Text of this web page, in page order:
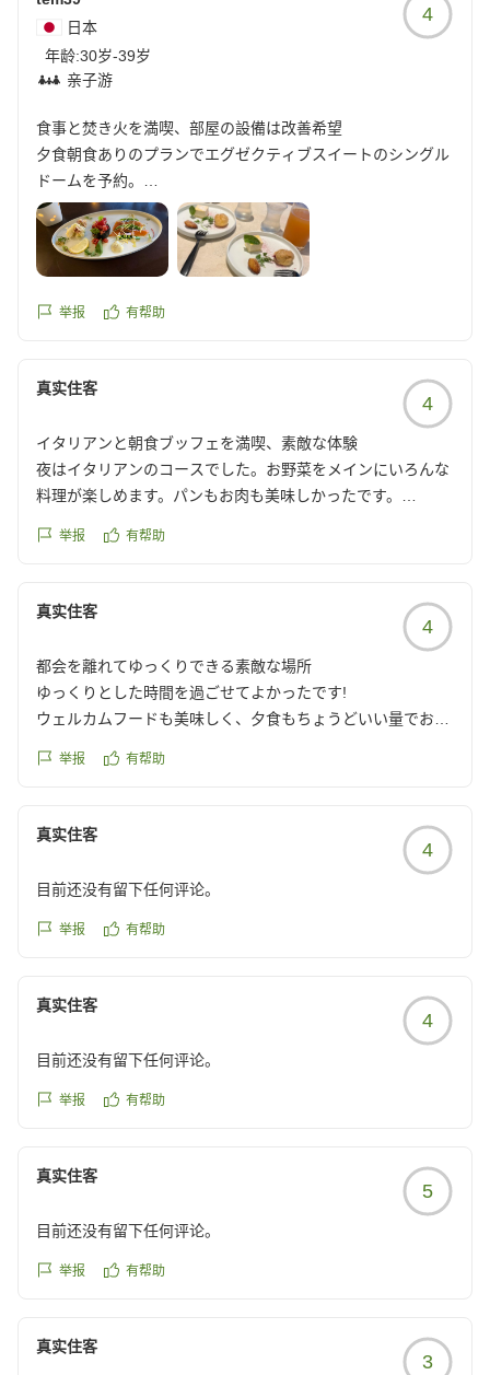
自然はもちろん軽食やお料理もとても満足できました!ありが
とうございました!
クチコミの詳細はこちらから
reviewId=33123478041113
日本
年龄:30岁-39岁
亲子游
4
食事と焚き火を満喫、部屋の設備は改善希望
夕食朝食ありのプランでエグゼクティブスイートのシングル
ドームを予約。
牟礼駅を降りると親切そうなスタッフに声掛けされ施設まで
送迎いただきました。
私が一番良かったのはご飯が美味しかったこと!
す。夜はバーでお酒やピザ、おつまみが並べてあって夜食に
Spaもアメニティやアイスまで完備してて綺麗でした。
なかったような...?ソファがベンチのような骨組みだけだか
ロ焼いたりしみじみ満喫できて良かったです。
部屋はおしゃれで広々使えました。カーテンを全開に開けて
自然の景色も満喫。
ただ空調の設定がうまく効かず夜は少し寒かったのと、ソフ
ァやラグに盛大なシミがありました。あと照明が明るく照ら
され過ぎて寝る時もう少し暗くできると良かったです。
シーズン的な事情なのか、宿泊施設の周りがだだっ広い芝生
と林で散歩しようにもどこを楽しめばいいか少し分かりづら
かったです。タイミングによってまた違った楽しみ方が出来
クチコミの詳細はこちらから
reviewId=33123478034767
举报 有帮助
真实住客
4
イタリアンと朝食ブッフェを満喫、素敵な体験
夜はイタリアンのコースでした。お野菜をメインにいろんな
料理が楽しめます。パンもお肉も美味しかったです。
種類が多すぎないので一通り試せるのもよかったです。
ます。
お風呂は施設にある大浴場か、車移動で温泉施設が利用でき
ます。
シャワー、トイレ、洗面だけならサイトの近くにあり、そち
素敵なグランピング体験をありがとうございました。
reviewId=33123477985563
举报 有帮助
真实住客
4
都会を離れてゆっくりできる素敵な場所
ゆっくりとした時間を過ごせてよかったです!
ウェルカムフードも美味しく、夕食もちょうどいい量でお腹
いました笑バータイムも楽し利用しました!お風呂は熱すぎて
ンジタイムを満喫したくて温泉には行かず大浴場利用にしま
した。)場所はとっても行きにくいですが、子連れも多くて
他の画像やクチコミの詳細はこちらから
https://review.travel.rakuten.co.jp/hotel/voice/180522?
举报 有帮助
真实住客
4
目前还没有留下任何评论。
举报 有帮助
真实住客
4
目前还没有留下任何评论。
举报 有帮助
真实住客
5
目前还没有留下任何评论。
举报 有帮助
真实住客
3